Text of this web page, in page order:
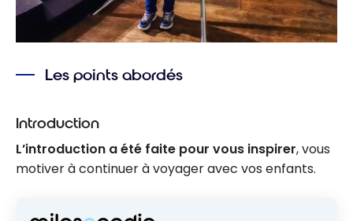
Les points abordés
Introduction
L’introduction a été faite pour vous inspirer, vous
motiver à continuer à voyager avec vos enfants.